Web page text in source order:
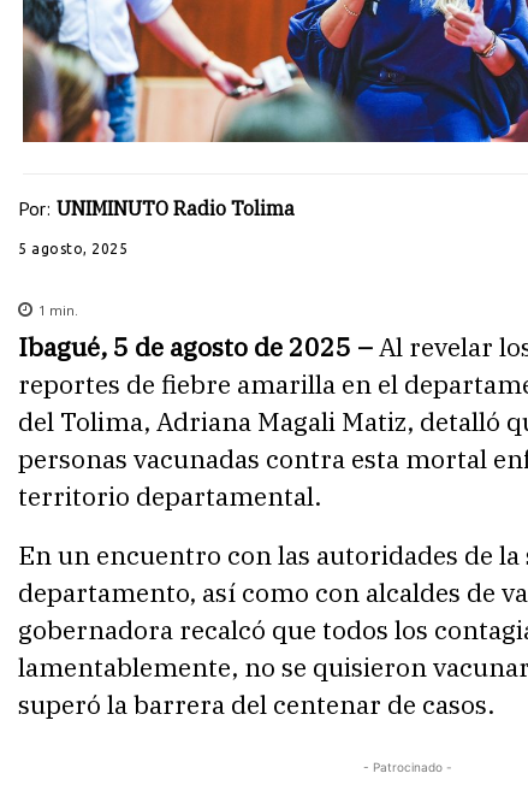
Por: UNIMINUTO Radio Tolima
5 agosto, 2025
1 min.
Ibagué, 5 de agosto de 2025 –Al revelar
reportes de fiebre amarilla en el
del Tolima, Adriana Magali Matiz, detalló
personas vacunadas contra esta mortal
territorio departamental.
En un encuentro con las autoridades de la
departamento, así como con alcaldes de
gobernadora recalcó que todos los
lamentablemente, no se quisieron
superó la barrera del centenar de casos.
- Patrocinado -